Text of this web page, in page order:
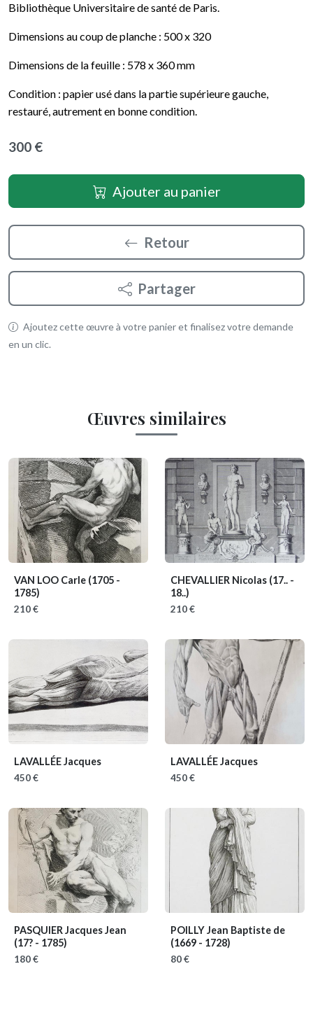
Bibliothèque Universitaire de santé de Paris.
Dimensions au coup de planche : 500 x 320
Dimensions de la feuille : 578 x 360 mm
Condition : papier usé dans la partie supérieure gauche,
restauré, autrement en bonne condition.
300 €
Ajouter au panier
Retour
Partager
Ajoutez cette œuvre à votre panier et finalisez votre demande
en un clic.
Œuvres similaires
VAN LOO Carle (1705 -
1785)
210 €
CHEVALLIER Nicolas (17.. -
18..)
210 €
LAVALLÉE Jacques
450 €
LAVALLÉE Jacques
450 €
PASQUIER Jacques Jean
(17? - 1785)
180 €
POILLY Jean Baptiste de
(1669 - 1728)
80 €